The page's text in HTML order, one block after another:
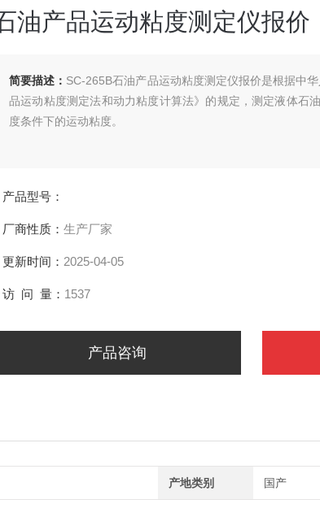
油产品运动粘度测定仪报价
简要描述： SC-265B石油产品运动粘度测定仪报价是根据中
品运动粘度测定法和动力粘度计算法》的规定，测定液体石
度条件下的运动粘度。
产品型号：
厂商性质： 生产厂家
更新时间： 2025-04-05
访 问 量： 1537
产品咨询
产地类别 国产